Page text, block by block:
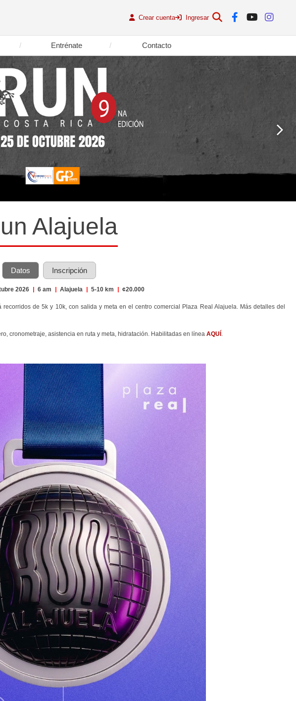
Crear cuenta Ingresar
Entrénate Contacto
Alajuela
Datos Inscripción
2026 | 6 am | Alajuela | 5-10 km | ¢20.000
de 5k y 10k, con salida y meta en el centro comercial Plaza Real Alajuela. Más detalles del
cronometraje, asistencia en ruta y meta, hidratación. Habilitadas en línea AQUÍ